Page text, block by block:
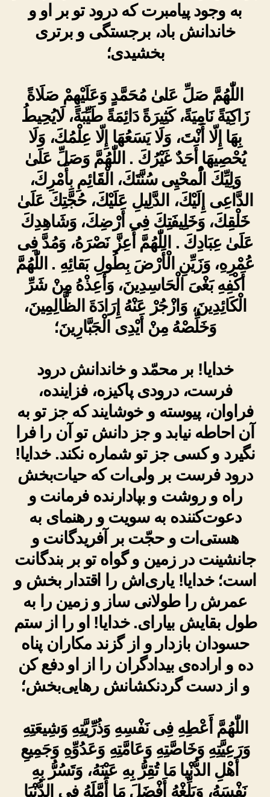
به وجود پیامبرت که درود تو بر او و
خاندانش باد، برجستگی و برتری
بخشیدی؛
اللّٰهُمَّ صَلِّ عَلىٰ مُحَمَّدٍ وَعَلَيْهِمْ صَلَاةً
زَاكِيَةً نَامِيَةً، كَثِيرَةً دَائِمَةً طَيِّبَةً، لَايُحِيطُ
بِهَا إِلّا أَنْتَ، وَلَا يَسَعُهَا إِلّا عِلْمُكَ، وَلَا
يُحْصِيهَا أَحَدٌ غَيْرُكَ . اللّٰهُمَّ وَصَلِّ عَلَىٰ
وَلِيِّكَ الُْمحْيِى سُنَّتَكَ، الْقَائِمِ بِأَمْرِكَ،
الدَّاعِى إِلَيْكَ، الدَّلِيلِ عَلَيْكَ، حُجَّتِكَ عَلَىٰ
خَلْقِكَ، وَخَلِيفَتِكَ فِى أَرْضِكَ، وَشَاهِدِكَ
عَلَىٰ عِبَادِكَ . اللّٰهُمَّ أَعِزَّ نَصْرَهُ، وَمُدَّ فِى
عُمْرِهِ، وَزَيِّنِ الْأَرْضَ بِطُولِ بَقائِهِ . اللّٰهُمَّ
أَكْفِهِ بَغْىَ الْحَاسِدِينَ، وَأَعِذْهُ مِنْ شَرِّ
الْكَائِدِينَ، وَازْجُرْ عَنْهُ إِرَادَةَ الظَّالِمِينَ،
وَخَلِّصْهُ مِنْ أَيْدِى الْجَبَّارِينَ؛
خدایا! بر محمّد و خاندانش درود
فرست، درودی پاکیزه، فزاینده،
فراوان، پیوسته و خوشایند که جز تو به
آن احاطه نیابد و جز دانش تو آن را فرا
نگیرد و کسی جز تو شماره نکند. خدایا!
درود فرست بر ولی‌ات که حیات‌بخش
راه و روشت و بپادارنده فرمانت و
دعوت‌کننده به سویت و رهنمای به
هستی‌ات و حجّت بر آفریدگانت و
جانشینت در زمین و گواه تو بر بندگانت
است؛ خدایا! یاری‌اش را اقتدار بخش و
عمرش را طولانی ساز و زمین را به
طول بقایش بیارای. خدایا! او را از ستم
حسودان بازدار و از گزند مکاران پناه
ده و اراده‌ی بیدادگران را از او دفع کن
و از دست گردنکشانش رهایی‌بخش؛
اللّٰهُمَّ أَعْطِهِ فِى نَفْسِهِ وَذُرِّيَّتِهِ وَشِيعَتِهِ
وَرَعِيَّتِهِ وَخَاصَّتِهِ وَعَامَّتِهِ وَعَدُوِّهِ وَجَمِيعِ
أَهْلِ الدُّنْيا مَا تُقِرُّ بِهِ عَيْنَهُ، وَتَسُرُّ بِهِ
نَفْسَهُ، وَبَلِّغْهُ أَفْضَلَ مَا أَمَّلَهُ فِى الدُّنْيَا